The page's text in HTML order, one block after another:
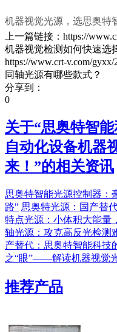
机器视觉光源，选思奥特
上一篇链接：https://
机器视觉检测如何快速选
https://www.crt-v.com/
同轴光源有哪些款式？
分享到：
0
关于“思奥特智
自动化设备机器
来！ ”的相关资讯
思奥特智能光源控制器：
路" 思奥特光源：国产替
特点光源：小体积大能量
轴光源：攻克高反光检测
产替代：思奥特智能科技
之“眼”——解读机器视觉
推荐产品